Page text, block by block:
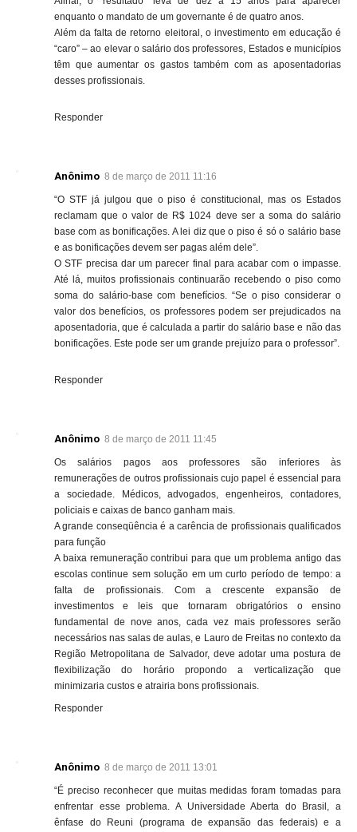
enquanto o mandato de um governante é de quatro anos.
Além da falta de retorno eleitoral, o investimento em educação é
“caro” – ao elevar o salário dos professores, Estados e municípios
têm que aumentar os gastos também com as aposentadorias
desses profissionais.
Responder
Anônimo 8 de março de 2011 11:16
“O STF já julgou que o piso é constitucional, mas os Estados
reclamam que o valor de R$ 1024 deve ser a soma do salário
base com as bonificações. A lei diz que o piso é só o salário base
e as bonificações devem ser pagas além dele”.
O STF precisa dar um parecer final para acabar com o impasse.
Até lá, muitos profissionais continuarão recebendo o piso como
soma do salário-base com benefícios. “Se o piso considerar o
valor dos benefícios, os professores podem ser prejudicados na
aposentadoria, que é calculada a partir do salário base e não das
bonificações. Este pode ser um grande prejuízo para o professor”.
Responder
Anônimo 8 de março de 2011 11:45
Os salários pagos aos professores são inferiores às
remunerações de outros profissionais cujo papel é essencial para
a sociedade. Médicos, advogados, engenheiros, contadores,
policiais e caixas de banco ganham mais.
A grande conseqüência é a carência de profissionais qualificados
para função
A baixa remuneração contribui para que um problema antigo das
escolas continue sem solução em um curto período de tempo: a
falta de profissionais. Com a crescente expansão de
investimentos e leis que tornaram obrigatórios o ensino
fundamental de nove anos, cada vez mais professores serão
necessários nas salas de aulas, e Lauro de Freitas no contexto da
Região Metropolitana de Salvador, deve adotar uma postura de
flexibilização do horário propondo a verticalização que
minimizaria custos e atrairia bons profissionais.
Responder
Anônimo 8 de março de 2011 13:01
“É preciso reconhecer que muitas medidas foram tomadas para
enfrentar esse problema. A Universidade Aberta do Brasil, a
ênfase do Reuni (programa de expansão das federais) e a